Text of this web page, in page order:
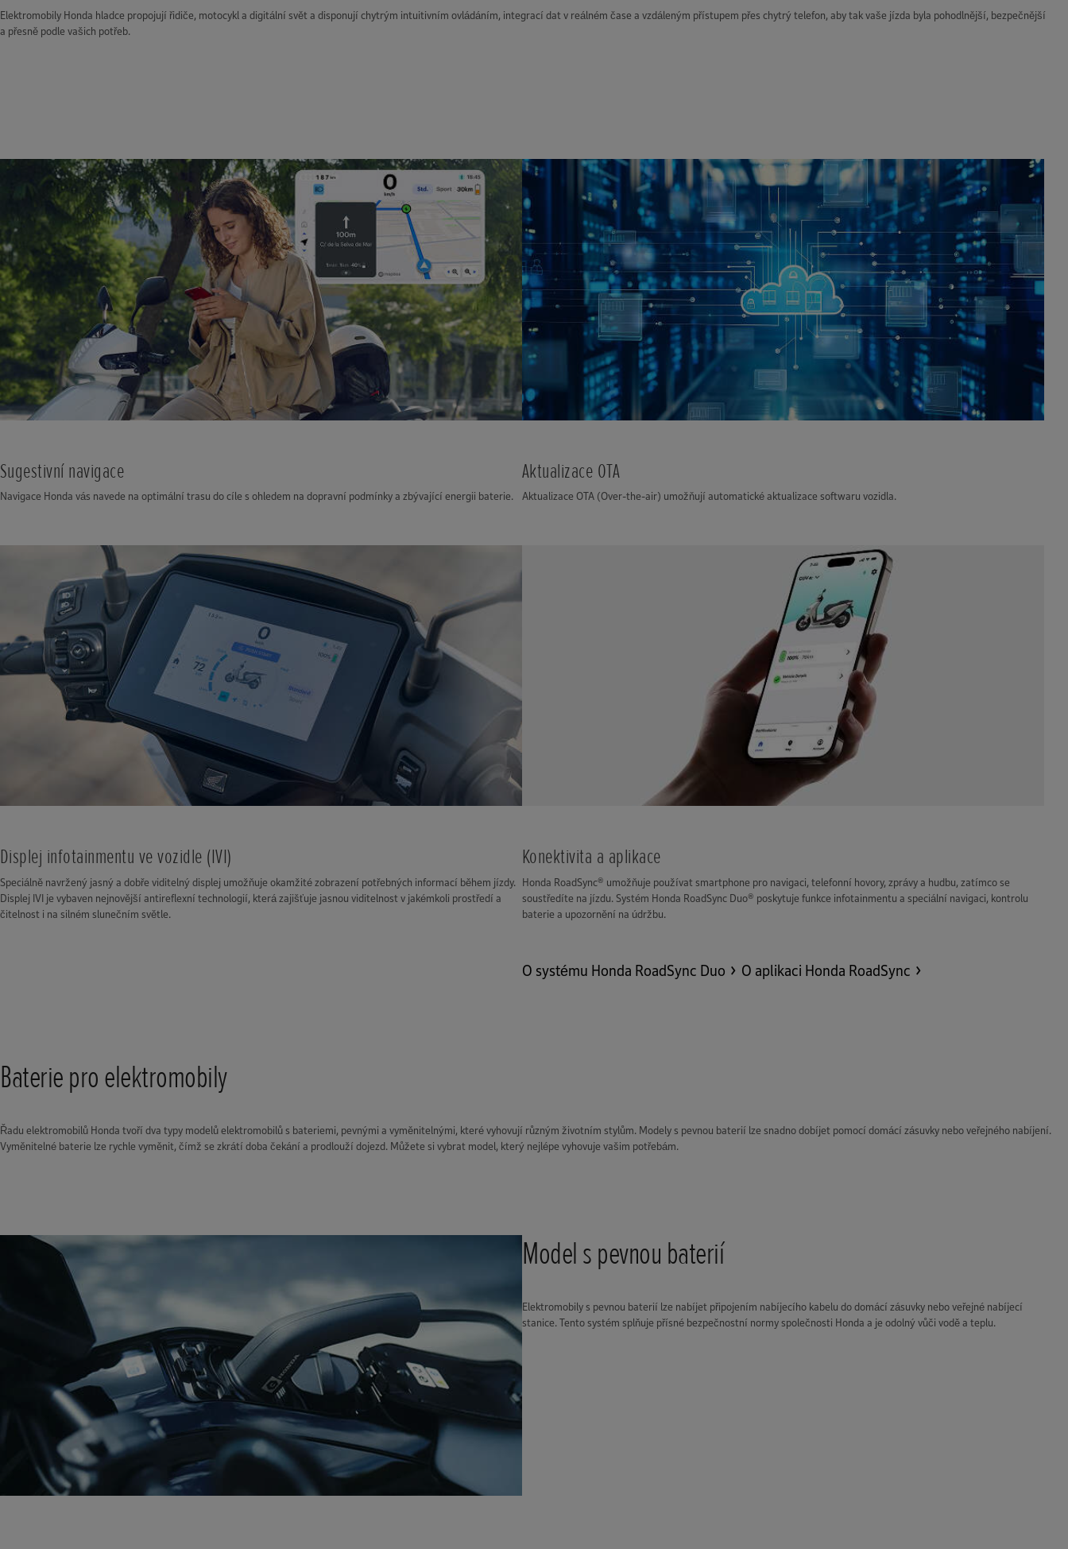
Elektromobily Honda hladce propojují řidiče, motocykl a digitální svět a disponují chytrým intuitivním ovládáním, integrací dat v reálném čase a vzdáleným přístupem přes chytrý telefon, aby tak vaše jízda byla pohodlnější, bezpečnější
a přesně podle vašich potřeb.
Sugestivní navigace
Navigace Honda vás navede na optimální trasu do cíle s ohledem na dopravní podmínky a zbývající energii baterie.
Aktualizace OTA
Aktualizace OTA (Over-the-air) umožňují automatické aktualizace softwaru vozidla.
Displej infotainmentu ve vozidle (IVI)
Speciálně navržený jasný a dobře viditelný displej umožňuje okamžité zobrazení potřebných informací během jízdy.
Displej IVI je vybaven nejnovější antireflexní technologií, která zajišťuje jasnou viditelnost v jakémkoli prostředí a
čitelnost i na silném slunečním světle.
Konektivita a aplikace
Honda RoadSync® umožňuje používat smartphone pro navigaci, telefonní hovory, zprávy a hudbu, zatímco se
soustředíte na jízdu. Systém Honda RoadSync Duo® poskytuje funkce infotainmentu a speciální navigaci, kontrolu
baterie a upozornění na údržbu.
O systému Honda RoadSync Duo O aplikaci Honda RoadSync
Baterie pro elektromobily
Řadu elektromobilů Honda tvoří dva typy modelů elektromobilů s bateriemi, pevnými a vyměnitelnými, které vyhovují různým životním stylům. Modely s pevnou baterií lze snadno dobíjet pomocí domácí zásuvky nebo veřejného nabíjení.
Vyměnitelné baterie lze rychle vyměnit, čímž se zkrátí doba čekání a prodlouží dojezd. Můžete si vybrat model, který nejlépe vyhovuje vašim potřebám.
Model s pevnou baterií
Elektromobily s pevnou baterií lze nabíjet připojením nabíjecího kabelu do domácí zásuvky nebo veřejné nabíjecí
stanice. Tento systém splňuje přísné bezpečnostní normy společnosti Honda a je odolný vůči vodě a teplu.